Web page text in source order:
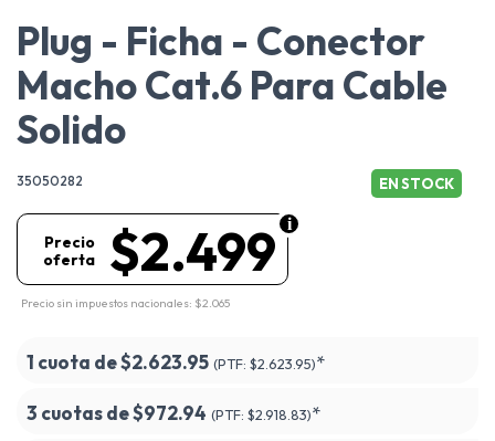
Plug - Ficha - Conector
Macho Cat.6 Para Cable
Solido
35050282 EN STOCK
$2.499
Precio
oferta
Precio sin impuestos nacionales: $2.065
1 cuota de$2.623.95 (PTF: $2.623.95)*
3 cuotas de$972.94 (PTF: $2.918.83)*